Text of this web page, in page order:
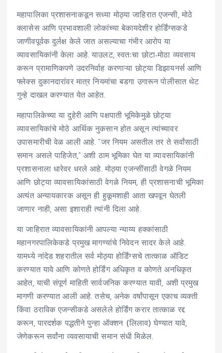
महापालिका प्रशासनाकडून सध्या मोठ्या जाहिरात एजन्सी, मोठे
क्लासेस आणि प्रभावशाली लोकांच्या बेकायदेशीर होर्डिंग्सकडे
जाणीवपूर्वक दुर्लक्ष केले जात असल्याचा गंभीर आरोप या
व्यावसायिकांनी केला आहे. याउलट, स्वतःचा छोटा-मोठा व्यवसाय
करून प्रामाणिकपणे उदरनिर्वाह करणाऱ्या छोट्या डिझायनर्स आणि
फ्लेक्स दुकानदारांवर मात्र नियमांचा बडगा उगारून पोलीसात थेट
गुन्हे दाखल करण्यात येत आहेत.
महापालिकेच्या या दुहेरी आणि पक्षपाती भूमिकेमुळे छोट्या
व्यावसायिकांचे मोठे आर्थिक नुकसान होत असून त्यांच्यावर
उपासमारीची वेळ आली आहे. “जर नियम असतील तर ते सर्वांसाठी
समान असले पाहिजेत,” अशी ठाम भूमिका घेत या व्यावसायिकांनी
प्रशासनाला धारेवर धरले आहे. मोठ्या एजन्सींसाठी वेगळे नियम
आणि छोट्या व्यावसायिकांसाठी वेगळे नियम, ही प्रशासनाची भूमिका
अत्यंत अन्यायकारक असून ही हुकूमशाही आता खपवून घेतली
जाणार नाही, असा इशाराही त्यांनी दिला आहे.
या जाहिरात व्यावसायिकांनी आपल्या न्याय्य हक्कांसाठी
महानगरपालिकेकडे प्रमुख मागण्यांचे निवेदन सादर केले आहे.
यामध्ये नांदेड शहरातील सर्व मोठ्या होर्डिंग्सचे तात्काळ ऑडिट
करण्यात यावे आणि कोणते होर्डिंग अधिकृत व कोणते अनधिकृत
आहेत, याची संपूर्ण माहिती सार्वजनिक करण्यात यावी, अशी प्रमुख
मागणी करण्यात आली आहे. तसेच, अनेक वर्षांपासून एकाच व्यक्ती
किंवा ठराविक एजन्सीकडे असलेले होर्डिंग करार तात्काळ रद्द
करून, पारदर्शक पद्धतीने पुन्हा ऑक्शन (लिलाव) घेण्यात यावे,
जेणेकरून सर्वांना व्यवसायाची समान संधी मिळेल.